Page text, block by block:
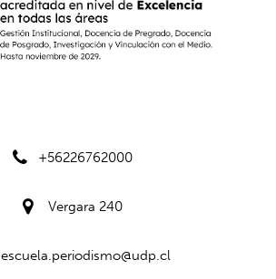
+56226762000
Vergara 240
escuela.periodismo@udp.cl